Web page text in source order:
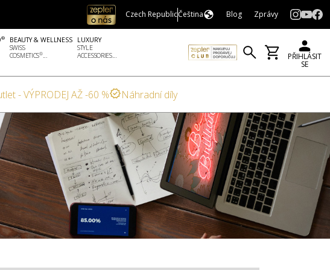
Czech RepublicČeština Blog Zprávy
®
BEAUTY & WELLNESS
SWISS
COSMETICS®...
LUXURY
STYLE
ACCESSORIES...
PŘIHLÁSIT
SE
- VÝPRODEJ AŽ -60 % Náhradní díly